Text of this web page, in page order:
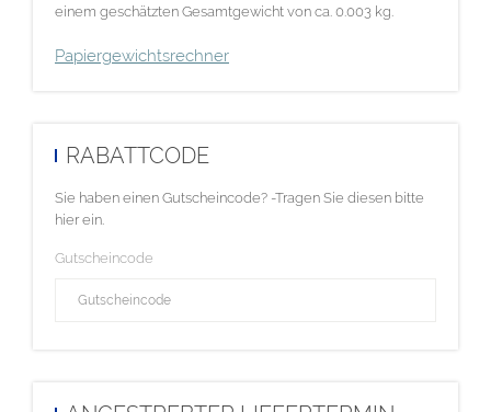
einem geschätzten Gesamtgewicht von ca. 0.003 kg.
Papiergewichtsrechner
RABATTCODE
Sie haben einen Gutscheincode? -Tragen Sie diesen bitte
hier ein.
Gutscheincode